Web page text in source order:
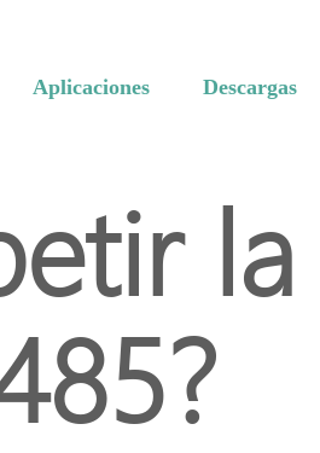
Aplicaciones Descargas